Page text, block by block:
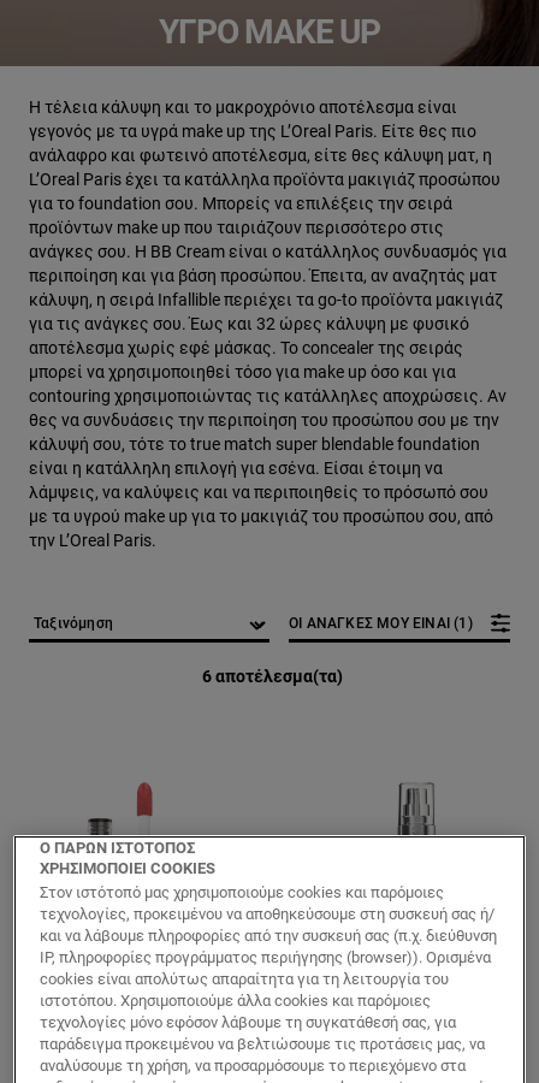
ΥΓΡΌ MAKE UP
Η τέλεια κάλυψη και το μακροχρόνιο αποτέλεσμα είναι
γεγονός με τα υγρά make up της L’Oreal Paris. Είτε θες πιο
ανάλαφρο και φωτεινό αποτέλεσμα, είτε θες κάλυψη ματ, η
L’Oreal Paris έχει τα κατάλληλα προϊόντα μακιγιάζ προσώπου
για το foundation σου. Μπορείς να επιλέξεις την σειρά
προϊόντων make up που ταιριάζουν περισσότερο στις
ανάγκες σου. Η BB Cream είναι ο κατάλληλος συνδυασμός για
περιποίηση και για βάση προσώπου. Έπειτα, αν αναζητάς ματ
κάλυψη, η σειρά Infallible περιέχει τα go-to προϊόντα μακιγιάζ
για τις ανάγκες σου. Έως και 32 ώρες κάλυψη με φυσικό
αποτέλεσμα χωρίς εφέ μάσκας. Το concealer της σειράς
μπορεί να χρησιμοποιηθεί τόσο για make up όσο και για
contouring χρησιμοποιώντας τις κατάλληλες αποχρώσεις. Αν
θες να συνδυάσεις την περιποίηση του προσώπου σου με την
κάλυψή σου, τότε το true match super blendable foundation
είναι η κατάλληλη επιλογή για εσένα. Είσαι έτοιμη να
λάμψεις, να καλύψεις και να περιποιηθείς το πρόσωπό σου
με τα υγρού make up για το μακιγιάζ του προσώπου σου, από
την L’Oreal Paris.
6 αποτέλεσμα(τα)
ΟΙ ΑΝΑΓΚΕΣ ΜΟΥ ΕΙΝΑΙ (1)
[Color]: #FD8B7F
[Color]: #E78979
[Color]: #F7A29B
[Color]: #B04658
[Color]: #C37384
More shades are available
Lumi
Le Liquid Blush
Ρουζ σε Υγρή
[Color]: #F5D2BD
[Color]: #f7d6b5
[Color]:
[Color]:
True Match
Super Blendable
Face Foundation
Ο ΠΑΡΩΝ ΙΣΤΟΤΟΠΟΣ
ΧΡΗΣΙΜΟΠΟΙΕΙ COOKIES
Στον ιστότοπό μας χρησιμοποιούμε cookies και παρόμοιες
τεχνολογίες, προκειμένου να αποθηκεύσουμε στη συσκευή σας ή/
και να λάβουμε πληροφορίες από την συσκευή σας (π.χ. διεύθυνση
IP, πληροφορίες προγράμματος περιήγησης (browser)). Ορισμένα
cookies είναι απολύτως απαραίτητα για τη λειτουργία του
ιστοτόπου. Χρησιμοποιούμε άλλα cookies και παρόμοιες
τεχνολογίες μόνο εφόσον λάβουμε τη συγκατάθεσή σας, για
παράδειγμα προκειμένου να βελτιώσουμε τις προτάσεις μας, να
αναλύσουμε τη χρήση, να προσαρμόσουμε το περιεχόμενο στα